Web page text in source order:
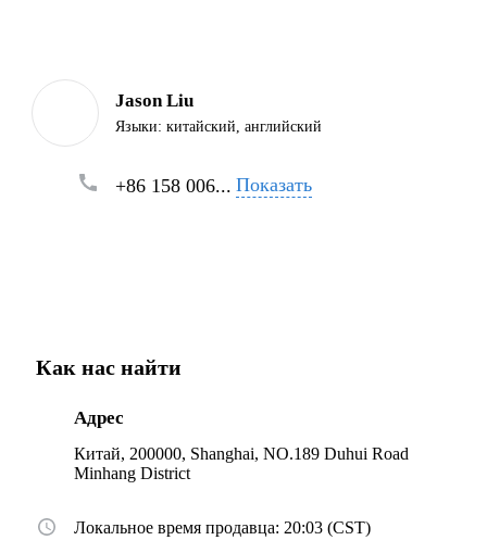
Jason Liu
Языки: китайский, английский
+86 158 006... Показать
Как нас найти
Адрес
Китай, 200000, Shanghai, NO.189 Duhui Road
Minhang District
Локальное время продавца: 20:03 (CST)